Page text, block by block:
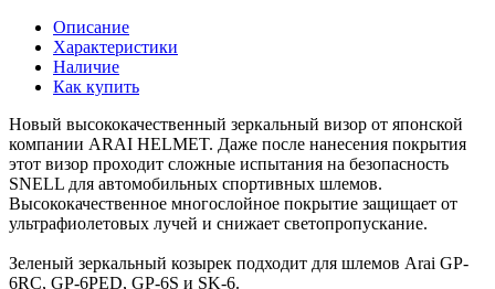
Описание
Характеристики
Наличие
Как купить
Новый высококачественный зеркальный визор от японской
компании ARAI HELMET. Даже после нанесения покрытия
этот визор проходит сложные испытания на безопасность
SNELL для автомобильных спортивных шлемов.
Высококачественное многослойное покрытие защищает от
ультрафиолетовых лучей и снижает светопропускание.
Зеленый зеркальный козырек подходит для шлемов Arai GP-
6RC, GP-6PED, GP-6S и SK-6.